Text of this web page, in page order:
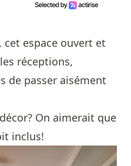
cet espace ouvert et
réceptions,
de passer aisément
On aimerait que
inclus!